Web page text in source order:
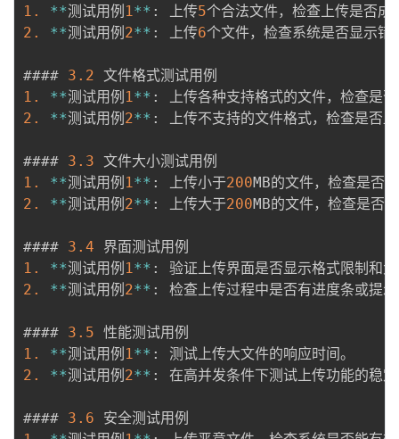
1.
**测试用例 1** : 上传5
2.
**测试用例 2** : 上传6个文件，检查系统是否显示错
#### 3.2
1.
**测试用例 1** :
2.
**测试用例 2** : 上传不支持的文件格式，检查是否
#### 3.3
1.
**测试用例 1** : 上传小于200
2.
**测试用例 2** : 上传大于200MB的文件，检查是否
#### 3.4
1.
**测试用例 1** :
2.
**测试用例 2** : 检查上传过程中是否有进度条或提
#### 3.5
1.
**测试用例 1** :
2.
**测试用例 2** : 在高并发条件下测试上传功能的稳
#### 3.6